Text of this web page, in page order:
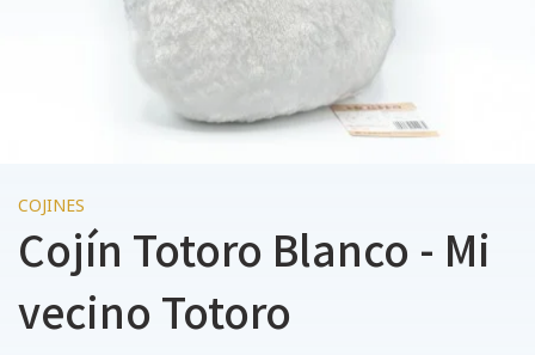
COJINES
Cojín Totoro Blanco - Mi
vecino Totoro